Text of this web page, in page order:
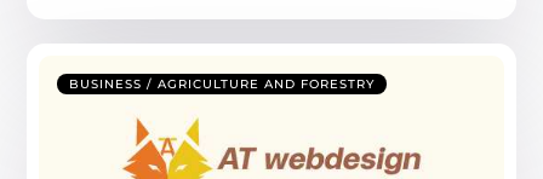
BUSINESS / AGRICULTURE AND FORESTRY